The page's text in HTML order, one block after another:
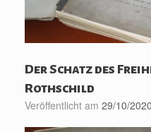
Der Schatz des
Rothschild
Veröffentlicht am 29/10/2020